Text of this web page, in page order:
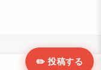
✏️ 投稿する